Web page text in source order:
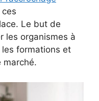
ces
Le but de
les organismes à
formations et
marché.